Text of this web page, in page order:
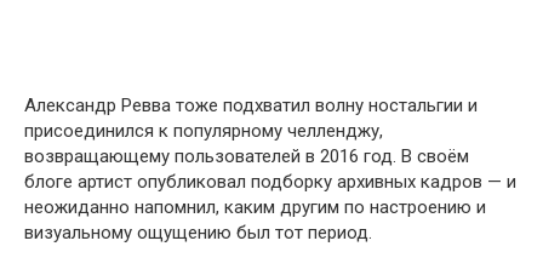
Александр Ревва тоже подхватил волну ностальгии и
присоединился к популярному челленджу,
возвращающему пользователей в 2016 год. В своём
блоге артист опубликовал подборку архивных кадров — и
неожиданно напомнил, каким другим по настроению и
визуальному ощущению был тот период.